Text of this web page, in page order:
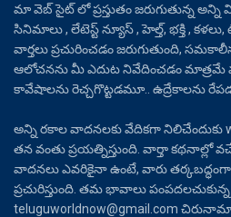
మా వెబ్ సైట్ లో ప్రస్తుతం జరుగుతున్న
సినిమాలు , లేటెస్ట్ న్యూస్ , హెల్త్, భక్తి ,
వార్తలు ప్రచురించడం జరుగుతుంది,
ఆలోచనను మీ ఎదుట నివేదించడం
కావేషాలను రెచ్చగొట్టడమూ.. ఉద్రేకాలను
అన్ని రకాల వాదనలకు వేదికగా నిలిచేందుకు
తన వంతు ప్రయత్నిస్తుంది. వార్తా కథనాల్లో
వాదనలు ఎవరికైనా ఉంటే, వారు
ప్రచురిస్తుంది. తమ భావాలు పంపదలచుకున్న
teluguworldnow@gmail.com